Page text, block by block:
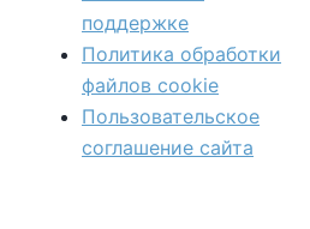
поддержке
Политика обработки
файлов сookie
Пользовательское
соглашение сайта